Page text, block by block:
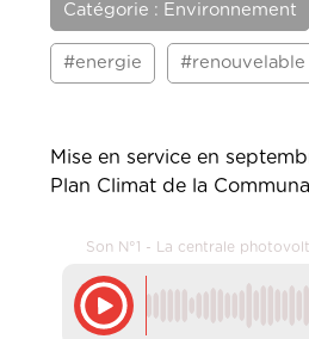
Catégorie : Environnement
#energie #renouvelable
Mise en service en
Plan Climat de la
Son N°1 - La centrale